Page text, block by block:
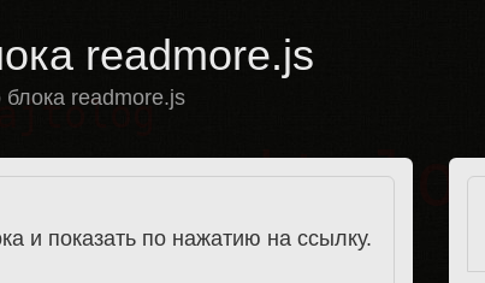
readmore.js
readmore.js
и показать по нажатию на ссылку.